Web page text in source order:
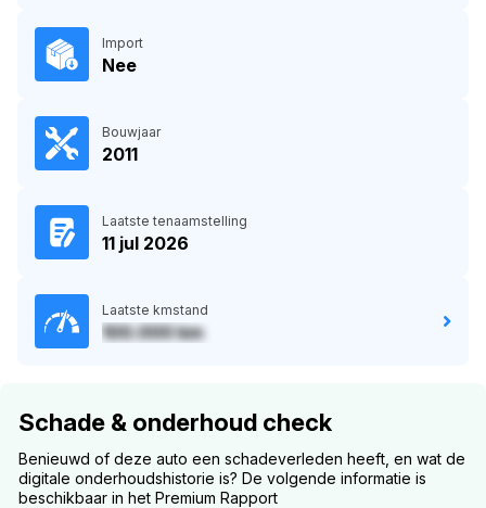
Import
Nee
Bouwjaar
2011
Laatste tenaamstelling
11 jul 2026
Laatste kmstand
100.000 km
Schade & onderhoud check
Benieuwd of deze auto een schadeverleden heeft, en wat de
digitale onderhoudshistorie is? De volgende informatie is
beschikbaar in het Premium Rapport